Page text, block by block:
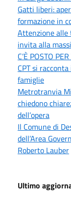
Gatti liberi:
formazione in
Attenzione alle
invita alla
C’È POSTO
CPT si
famiglie
Metrotranvia
chiedono
dell’opera
Il Comune di
dell’Area
Roberto Lauber
Ultimo